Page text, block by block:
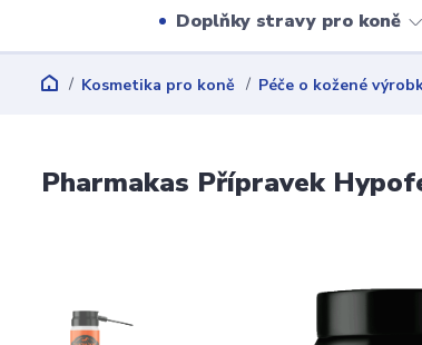
Doplňky stravy pro koně
Kosmetika pro koně Péče o kožené
Pharmakas Přípravek